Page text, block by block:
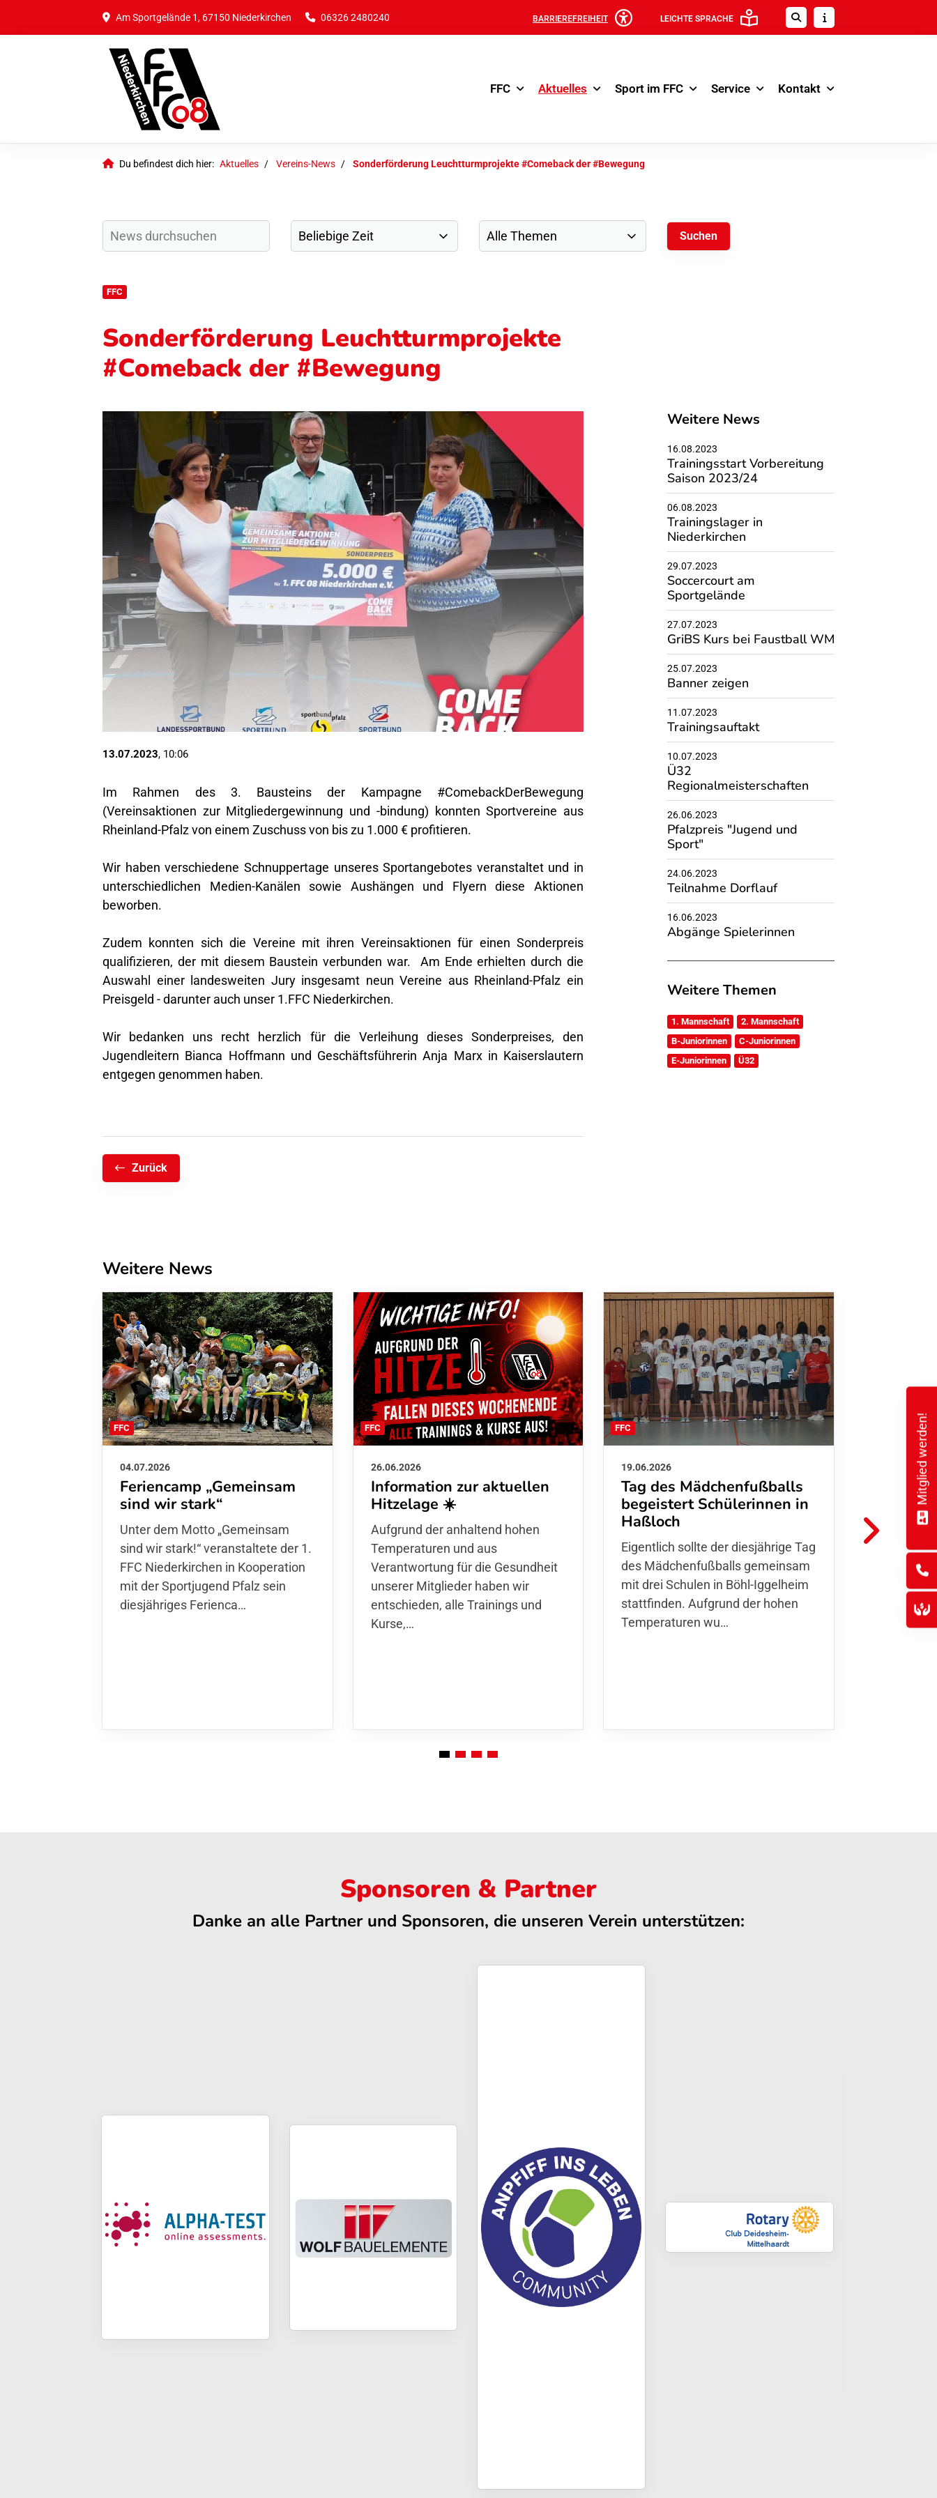
Am Sportgelände 1, 67150 Niederkirchen 06326 2480240 BARRIEREFREIHEIT LEICHTE SPRACHE
FFC Aktuelles Sport im FFC Service Kontakt
Du befindest dich hier: Aktuelles Vereins-News Sonderförderung Leuchtturmprojekte #Comeback der #Bewegung
FFC
Sonderförderung Leuchtturmprojekte
#Comeback der #Bewegung
13.07.2023, 10:06
Im Rahmen des 3. Bausteins der Kampagne #ComebackDerBewegung
(Vereinsaktionen zur Mitgliedergewinnung und -bindung) konnten Sportvereine aus
Rheinland-Pfalz von einem Zuschuss von bis zu 1.000 € profitieren.
Wir haben verschiedene Schnuppertage unseres Sportangebotes veranstaltet und in
unterschiedlichen Medien-Kanälen sowie Aushängen und Flyern diese Aktionen
beworben.
Zudem konnten sich die Vereine mit ihren Vereinsaktionen für einen Sonderpreis
qualifizieren, der mit diesem Baustein verbunden war. Am Ende erhielten durch die
Auswahl einer landesweiten Jury insgesamt neun Vereine aus Rheinland-Pfalz ein
Preisgeld - darunter auch unser 1.FFC Niederkirchen.
Wir bedanken uns recht herzlich für die Verleihung dieses Sonderpreises, den
Jugendleitern Bianca Hoffmann und Geschäftsführerin Anja Marx in Kaiserslautern
entgegen genommen haben.
Zurück
Weitere News
16.08.2023
Trainingsstart Vorbereitung
Saison 2023/24
06.08.2023
Trainingslager in
Niederkirchen
29.07.2023
Soccercourt am
Sportgelände
27.07.2023
GriBS Kurs bei Faustball WM
25.07.2023
Banner zeigen
11.07.2023
Trainingsauftakt
10.07.2023
Ü32
Regionalmeisterschaften
26.06.2023
Pfalzpreis "Jugend und
Sport"
24.06.2023
Teilnahme Dorflauf
16.06.2023
Abgänge Spielerinnen
Weitere Themen
1. Mannschaft
2. Mannschaft
B-Juniorinnen
C-Juniorinnen
E-Juniorinnen
Ü32
Weitere News
FFC
04.07.2026
Feriencamp „Gemeinsam
sind wir stark“
Unter dem Motto „Gemeinsam sind
wir stark!“ veranstaltete der 1. FFC
Niederkirchen in Kooperation mit
der Sportjugend Pfalz sein
diesjähriges Ferienca…
FFC
26.06.2026
Information zur aktuellen
Hitzelage ☀️
Aufgrund der anhaltend hohen
Temperaturen und aus
Verantwortung für die Gesundheit
unserer Mitglieder haben wir
entschieden, alle Trainings und
Kurse,…
FFC
19.06.2026
Tag des Mädchenfußballs
begeistert Schülerinnen in
Haßloch
Eigentlich sollte der diesjährige Tag
des Mädchenfußballs gemeinsam
mit drei Schulen in Böhl-Iggelheim
stattfinden. Aufgrund der hohen
Temperaturen wu…
01.06.2026
Danke
FFC
Hoffmann
Thomas
den
Finnla…
Sponsoren & Partner
Danke an alle Partner und Sponsoren, die unseren Verein unterstützen:
Mitglied werden!